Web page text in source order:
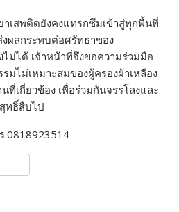
เสพติดยังคงแทรกซึมเข้าสู่ทุกพื้นที่
ผลกระทบต่อศรัทธาของ
ม่ได้ เจ้าหน้าที่จึงขอความร่วมมือ
มไม่เหมาะสมของผู้ครองผ้าเหลือง
ที่เกี่ยวข้อง เพื่อร่วมกันจรรโลงและ
ทธิ์สืบไป
.0818923514